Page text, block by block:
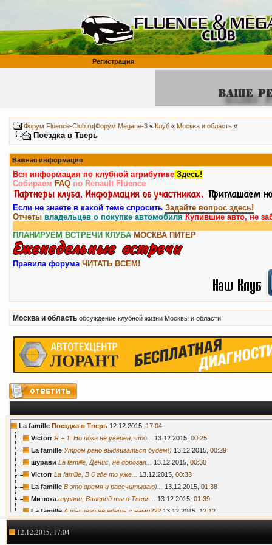
Регистрация
Форум Fluence-Club.ru|Форум Megane-3 « Клуб « Москва и область «
Поездка в Тверь
Важная информация
Вся информация по клубной атрибутике Здесь!
Собираем FAQ по Renault Fluence
Если не знаете в какой теме спросить Задайте вопрос здесь!
Отчеты владельцев о покупке автомобиляКупившие авто, не
ПЛАНИРУЕМ ВСТРЕЧИ КЛУБА МОСКВА ПИТЕР
Правила форума ЧИТАТЬ ВСЕМ!
Москва и область обсуждение клубной жизни Москвы и области
La famille Поездка в Тверь 12.12.2015, 17:04
Victorr Я + 1. Но пока не уверен, что... 13.12.2015, 00:25
La famille Утром рано выдвигаться будем!) 13.12.2015, 00:29
шурави La famille, Денис, не дорогая... 13.12.2015, 00:30
Victorr La famille, В 6 где то уже... 13.12.2015, 00:33
La famille В это время и рассчитываю)... 13.12.2015, 01:38
Митюха шурави, Валерий ты в Тверь... 13.12.2015, 01:39
La famille А ты чего не едешь с нами??? 13.12.2015, 12:12
La famille Митюха, Печально( Надеюсь все...
12.12.2015, 17:04